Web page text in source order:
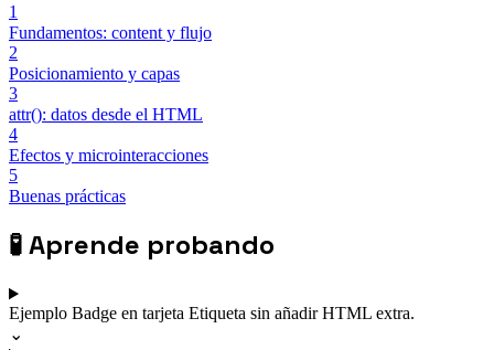
1
Fundamentos: content y flujo
2
Posicionamiento y capas
3
attr(): datos desde el HTML
4
Efectos y microinteracciones
5
Buenas prácticas
🧪Aprende probando
Ejemplo Badge en tarjeta Etiqueta sin añadir HTML extra.
⌄